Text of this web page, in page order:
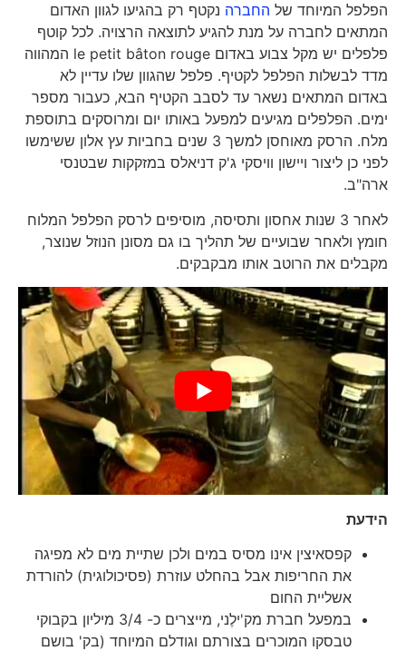
הפלפל המיוחד שלהחברהנקטף רק בהגיעו לגוון האדום
המתאים לחברה על מנת להגיע לתוצאה הרצויה. לכל קוטף
פלפלים יש מקל צבוע באדום le petit bâton rouge המהווה
מדד לבשלות הפלפל לקטיף. פלפל שהגוון שלו עדיין לא
באדום המתאים נשאר עד לסבב הקטיף הבא, כעבור מספר
ימים. הפלפלים מגיעים למפעל באותו יום ומרוסקים בתוספת
מלח. הרסק מאוחסן למשך 3 שנים בחביות עץ אלון ששימשו
לפני כן ליצור ויישון וויסקי ג'ק דניאלס במזקקות שבטנסי
ארה"ב.
לאחר 3 שנות אחסון ותסיסה, מוסיפים לרסק הפלפל המלוח
חומץ ולאחר שבועיים של תהליך בו גם מסונן הנוזל שנוצר,
מקבלים את הרוטב אותו מבקבקים.
הידעת
קפסאיצין אינו מסיס במים ולכן שתיית מים לא מפיגה
את החריפות אבל בהחלט עוזרת (פסיכולוגית) להורדת
אשליית החום
במפעל חברת מק'ילֶני, מייצרים כ- 3/4 מיליון בקבוקי
טבסקו המוכרים בצורתם וגודלם המיוחד (בק' בושם